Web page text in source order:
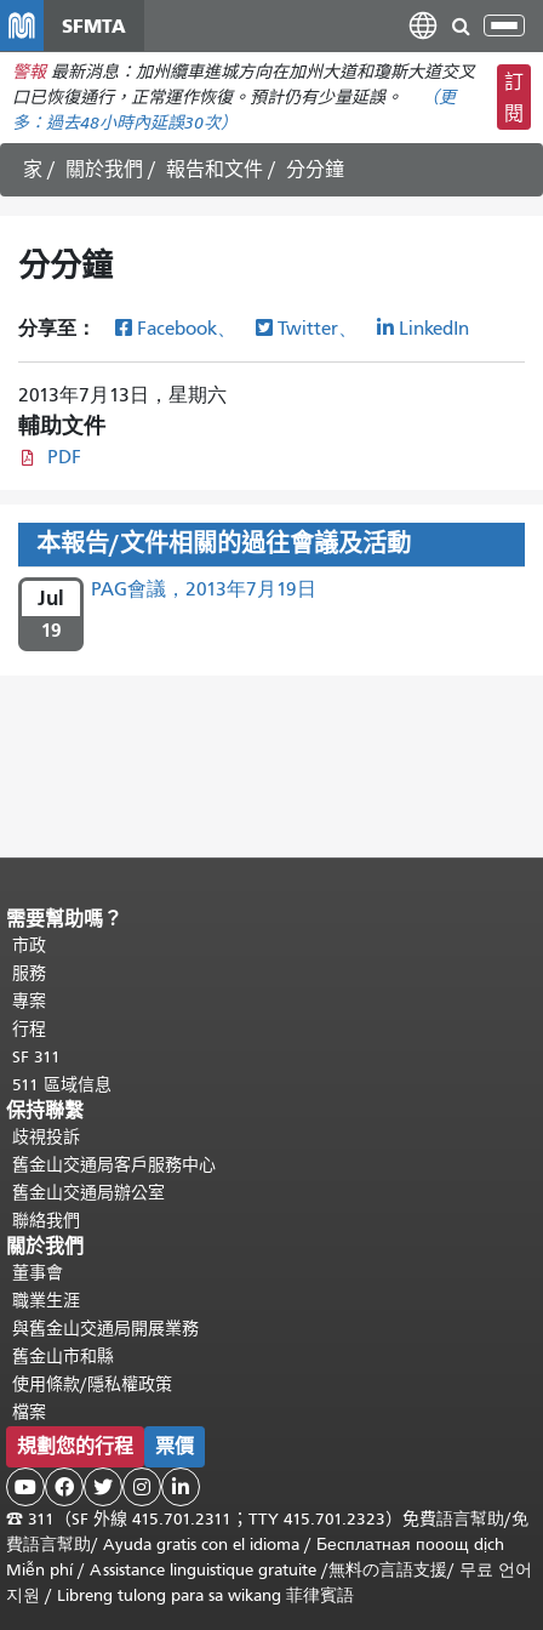
主
要
容
SFMTA
切
換
導
航
警報 最新消息：加州纜車進城方向在加州大道和瓊斯大道交叉
口已恢復通行，正常運作恢復。預計仍有少量延誤。
（更
多： 過去48小時內延誤30次）
訂
閱
家 關於我們 報告和文件 分分鐘
分分鐘
分享至： Facebook、 Twitter、 LinkedIn
2013年7月13日，星期六
輔助文件
PDF
本報告/文件相關的過往會議及活動
Jul
19
PAG會議，2013年7月19日
頁面內容結束。
都會重複顯示。
需要幫助嗎？
市政
服務
專案
行程
SF 311
511 區域信息
保持聯繫
歧視投訴
舊金山交通局客戶服務中心
舊金山交通局辦公室
聯絡我們
關於我們
董事會
職業生涯
與舊金山交通局開展業務
舊金山市和縣
使用條款/隱私權政策
檔案
規劃您的行程 票價
    
☎ 311（SF 外線 415.701.2311；TTY 415.701.2323）免費語言幫助/免
費語言幫助/ Ayuda gratis con el idioma / Бесплатная пооощ dịch
Miễn phí/ Assistance linguistique gratuite /無料の言語支援/ 무료 언어
지원 / Libreng tulong para sa wikang 菲律賓語